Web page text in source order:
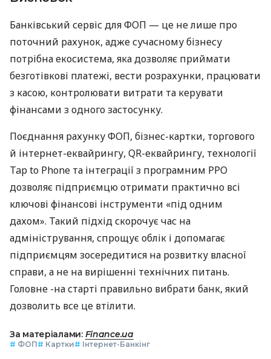
Банківський сервіс для ФОП — це не лише про
поточний рахунок, адже сучасному бізнесу
потрібна екосистема, яка дозволяє приймати
безготівкові платежі, вести розрахунки, працювати
з касою, контролювати витрати та керувати
фінансами з одного застосунку.
Поєднання рахунку ФОП, бізнес-картки, торгового
й інтернет-еквайрингу, QR-еквайрингу, технології
Tap to Phone та інтеграції з програмним РРО
дозволяє підприємцю отримати практично всі
ключові фінансові інструменти «під одним
дахом». Такий підхід скорочує час на
адміністрування, спрощує облік і допомагає
підприємцям зосередитися на розвитку власної
справи, а не на вирішенні технічних питань.
Головне -на старті правильно вибрати банк, який
дозволить все це втілити.
За матеріалами: Finance.ua
# ФОП# Картки# Інтернет-Банкінг